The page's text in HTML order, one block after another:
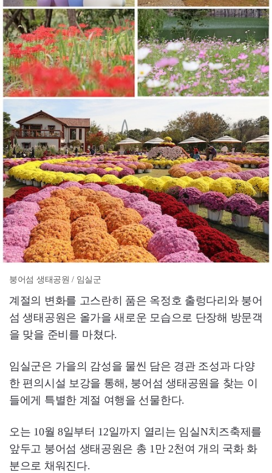
붕어섬 생태공원 / 임실군
계절의 변화를 고스란히 품은 옥정호 출렁다리와 붕어
섬 생태공원은 올가을 새로운 모습으로 단장해 방문객
을 맞을 준비를 마쳤다.
임실군은 가을의 감성을 물씬 담은 경관 조성과 다양
한 편의시설 보강을 통해, 붕어섬 생태공원을 찾는 이
들에게 특별한 계절 여행을 선물한다.
오는 10월 8일부터 12일까지 열리는 임실N치즈축제를
앞두고 붕어섬 생태공원은 총 1만 2천여 개의 국화 화
분으로 채워진다.